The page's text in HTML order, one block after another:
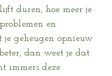
duren, hoe meer je
en
je geheugen opnieuw
dan weet je dat
immers deze